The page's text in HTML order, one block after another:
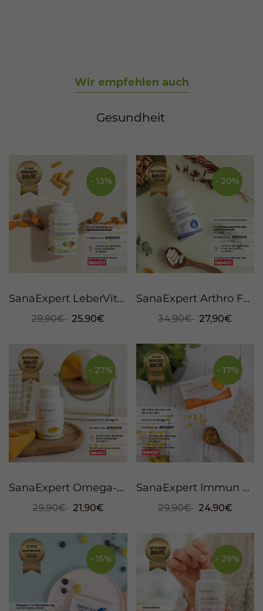
Wir empfehlen auch
Gesundheit
- 13%
SanaExpert LeberVital Pro, 120 Kapseln
29,90€ 25,90€
- 20%
SanaExpert Arthro Forte, 120 Kapseln
34,90€ 27,90€
- 27%
SanaExpert Omega-3, 120 Weichkapseln
29,90€ 21,90€
- 17%
SanaExpert Immun Forte, 90 Kapseln
29,90€ 24,90€
- 15% - 29%